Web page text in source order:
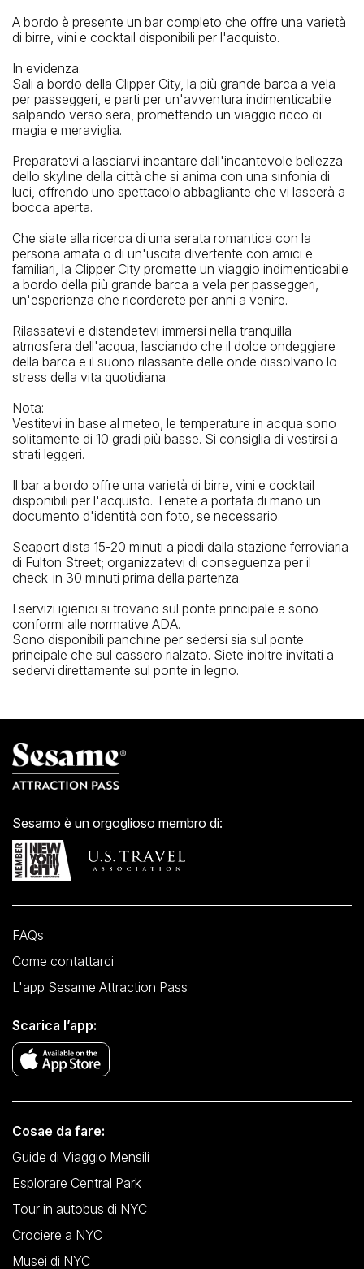
La stazione di metropolitana più vicina
Fulton St
La fermata del bus più vicina
South St & Peck Slip
A bordo è presente un bar completo che offre una varietà
di birre, vini e cocktail disponibili per l'acquisto.
In evidenza:
Sali a bordo della Clipper City, la più grande barca a vela
per passeggeri, e parti per un'avventura indimenticabile
salpando verso sera, promettendo un viaggio ricco di
magia e meraviglia.
Preparatevi a lasciarvi incantare dall'incantevole bellezza
dello skyline della città che si anima con una sinfonia di
luci, offrendo uno spettacolo abbagliante che vi lascerà a
bocca aperta.
Che siate alla ricerca di una serata romantica con la
persona amata o di un'uscita divertente con amici e
familiari, la Clipper City promette un viaggio indimenticabile
a bordo della più grande barca a vela per passeggeri,
un'esperienza che ricorderete per anni a venire.
Rilassatevi e distendetevi immersi nella tranquilla
atmosfera dell'acqua, lasciando che il dolce ondeggiare
della barca e il suono rilassante delle onde dissolvano lo
stress della vita quotidiana.
Nota:
Vestitevi in ​​base al meteo, le temperature in acqua sono
solitamente di 10 gradi più basse. Si consiglia di vestirsi a
strati leggeri.
Il bar a bordo offre una varietà di birre, vini e cocktail
disponibili per l'acquisto. Tenete a portata di mano un
documento d'identità con foto, se necessario.
Seaport dista 15-20 minuti a piedi dalla stazione ferroviaria
di Fulton Street; organizzatevi di conseguenza per il
check-in 30 minuti prima della partenza.
I servizi igienici si trovano sul ponte principale e sono
conformi alle normative ADA.
Sono disponibili panchine per sedersi sia sul ponte
principale che sul cassero rialzato. Siete inoltre invitati a
sedervi direttamente sul ponte in legno.
Sesamo è un orgoglioso membro di:
FAQs
Come contattarci
L'app Sesame Attraction Pass
Scarica l’app:
Cosae da fare:
Guide di Viaggio Mensili
Esplorare Central Park
Tour in autobus di NYC
Crociere a NYC
Musei di NYC